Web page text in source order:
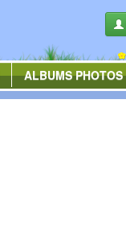
ALBUMSPHOTOS